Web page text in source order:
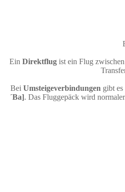
Ein Direktflugist ein Flug
Bei Umsteigeverbindungen gibt
´Ba]. Das Fluggepäck wird